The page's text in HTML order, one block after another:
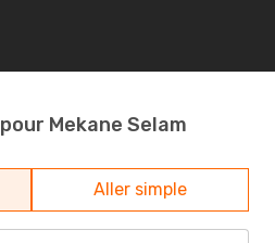
Mekane Selam
Aller simple